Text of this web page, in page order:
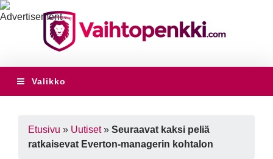
Valikko
Etusivu » Uutiset» Seuraavat kaksi peliä
ratkaisevat Everton-managerin kohtalon